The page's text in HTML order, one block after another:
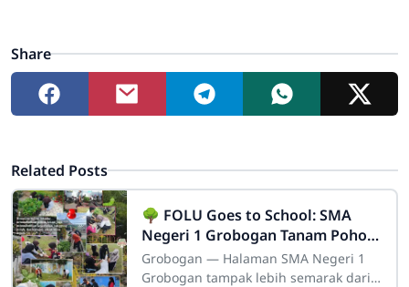
Share
Related Posts
🌳 FOLU Goes to School: SMA
Negeri 1 Grobogan Tanam Pohon,
Tanam Kesadaran untuk Menjaga
Integritas
Grobogan — Halaman SMA Negeri 1
Grobogan tampak lebih semarak dari